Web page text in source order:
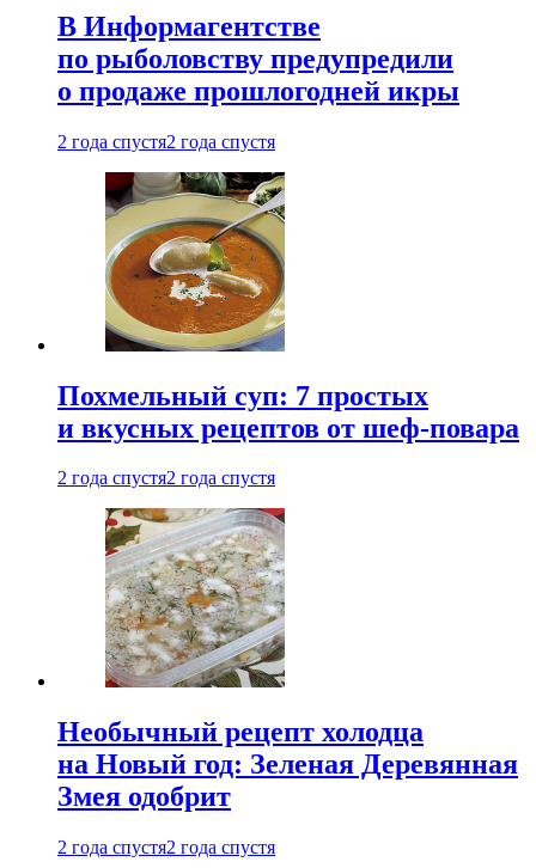
В Информагентстве
по рыболовству предупредили
о продаже прошлогодней икры
2 года спустя2 года спустя
Похмельный суп: 7 простых
и вкусных рецептов от шеф-повара
2 года спустя2 года спустя
Необычный рецепт холодца
на Новый год: Зеленая Деревянная
Змея одобрит
2 года спустя2 года спустя